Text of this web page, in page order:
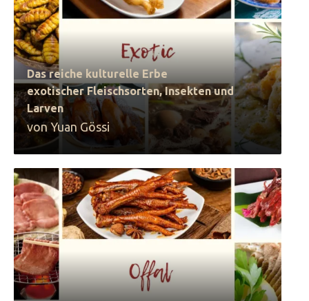
Das reiche kulturelle Erbe
exotischer Fleischsorten, Insekten und
Larven
von Yuan Gössi